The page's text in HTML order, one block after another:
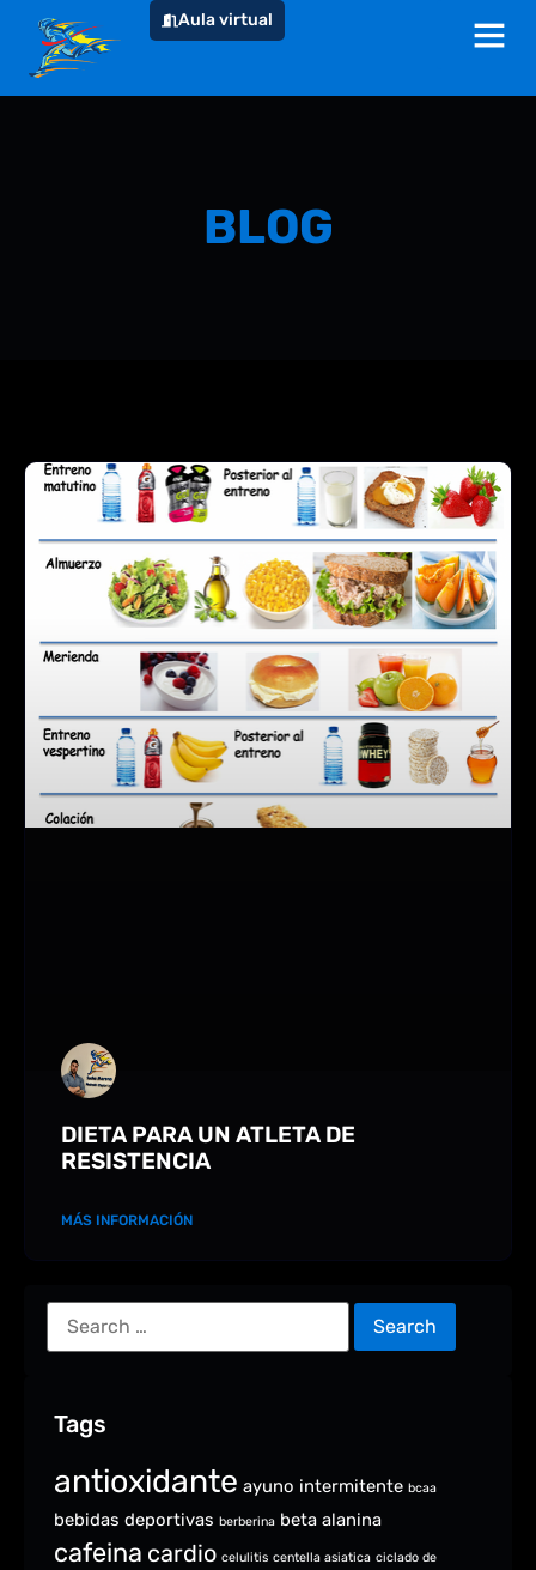
Aula virtual
BLOG
DIETA PARA UN ATLETA DE
RESISTENCIA
MÁS INFORMACIÓN
Tags
antioxidante ayuno intermitente bcaa
bebidas deportivas berberina beta alanina
cafeina cardio celulitis centella asiatica ciclado de